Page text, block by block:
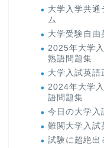
大学入学共通
ム
大学受験自由
2025年大学
熟語問題集
大学入試英語
2024年大学
語問題集
今日の大学入
難関大学入試
試験に超絶出